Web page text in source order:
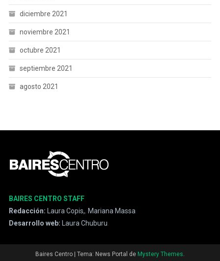
diciembre 2021
noviembre 2021
octubre 2021
septiembre 2021
agosto 2021
BAIRES CENTRO STAFF
Redacción: Laura Copis,, Mariana Massa
Desarrollo web:
Laura Chuburu
Baires Centro Tema: News Portal de Mystery Themes.